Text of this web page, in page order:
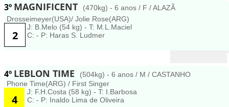
3º MAGNIFICENT
(470kg) - 6 anos / F / ALAZÃ
Drosseimeyer(USA)/ Jolie Rose(ARG)
2
J: B.Melo (54 kg) - T: M.L.Maciel
C: - P: Haras S. Ludmer
4º LEBLON TIME
(504kg) - 6 anos / M / CASTANHO
Phone Time(ARG) / First Singer
4
J: F.H.Costa (58 kg) - T: I.Barbosa
C: - P: Inaldo Lima de Oliveira